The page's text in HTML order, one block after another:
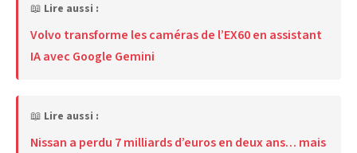
📖 Lire aussi :
Volvo transforme les caméras de l’EX60 en assistant
IA avec Google Gemini
📖 Lire aussi :
Nissan a perdu 7 milliards d’euros en deux ans… mais